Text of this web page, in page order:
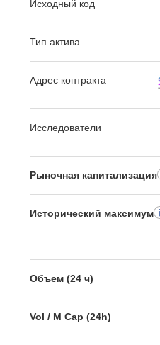
Исходный код
Тип актива
Адрес контракта
Исследователи
Рыночная капитализация
Исторический максимум
Объем (24 ч)
Vol / M Cap (24h)
производительность